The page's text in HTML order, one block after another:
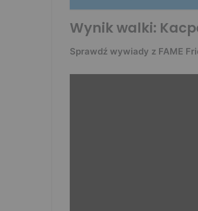
Wynik walki:
Sprawdź wywiady z FAME